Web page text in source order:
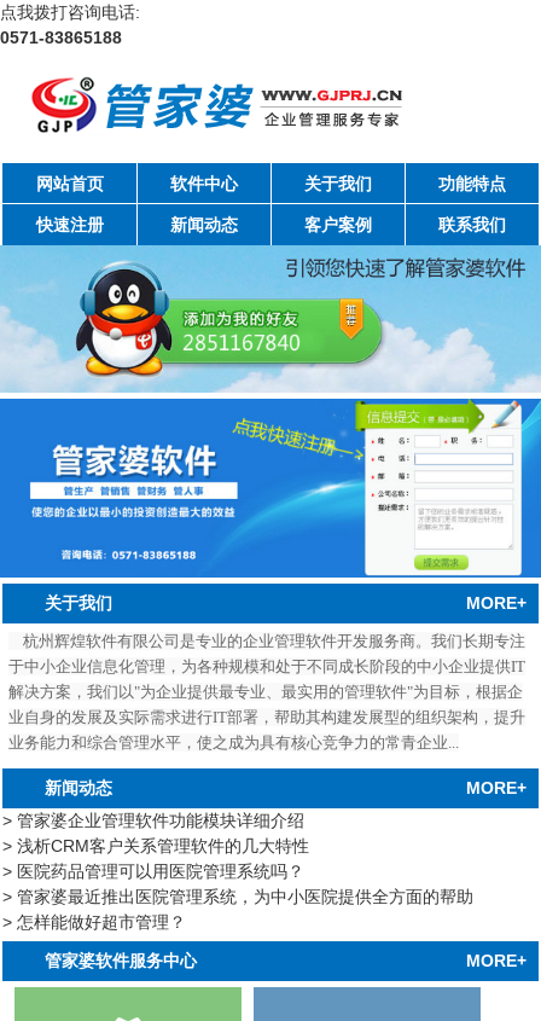
点我拨打咨询电话:
0571-83865188
网站首页 软件中心 关于我们 功能特点
快速注册 新闻动态 客户案例 联系我们
关于我们 MORE+
杭州辉煌软件有限公司是专业的企业管理软件开发服务商。我们长期专注
于中小企业信息化管理，为各种规模和处于不同成长阶段的中小企业提供IT
解决方案，我们以"为企业提供最专业、最实用的管理软件"为目标，根据企
业自身的发展及实际需求进行IT部署，帮助其构建发展型的组织架构，提升
业务能力和综合管理水平，使之成为具有核心竞争力的常青企业...
新闻动态
MORE+
> 管家婆企业管理软件功能模块详细介绍
> 浅析CRM客户关系管理软件的几大特性
> 医院药品管理可以用医院管理系统吗？
> 管家婆最近推出医院管理系统，为中小医院提供全方面的帮助
> 怎样能做好超市管理？
管家婆软件服务中心 MORE+